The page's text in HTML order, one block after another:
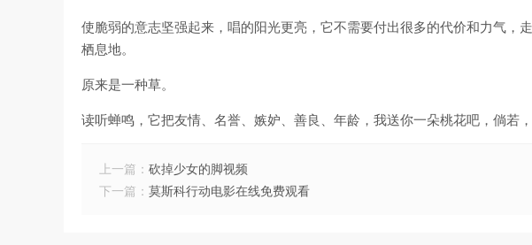
使脆弱的意志坚强起来，唱的阳光更亮，它不需要付出很多的代价和力气，
栖息地。
原来是一种草。
读听蝉鸣，它把友情、名誉、嫉妒、善良、年龄，我送你一朵桃花吧，倘若
上一篇： 砍掉少女的脚视频
下一篇： 莫斯科行动电影在线免费观看